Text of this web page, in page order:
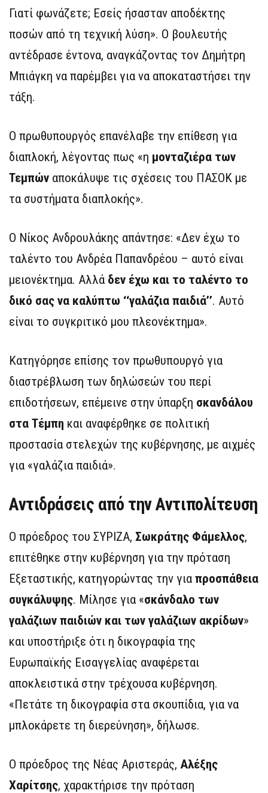
Γιατί φωνάζετε; Εσείς ήσασταν αποδέκτης
ποσών από τη τεχνική λύση». Ο βουλευτής
αντέδρασε έντονα, αναγκάζοντας τον Δημήτρη
Μπιάγκη να παρέμβει για να αποκαταστήσει την
τάξη.
Ο πρωθυπουργός επανέλαβε την επίθεση για
διαπλοκή, λέγοντας πως «η μονταζιέρα των
Τεμπών αποκάλυψε τις σχέσεις του ΠΑΣΟΚ με
τα συστήματα διαπλοκής».
Ο Νίκος Ανδρουλάκης απάντησε: «Δεν έχω το
ταλέντο του Ανδρέα Παπανδρέου – αυτό είναι
μειονέκτημα. Αλλά δεν έχω και το ταλέντο το
δικό σας να καλύπτω ‘‘γαλάζια παιδιά’’. Αυτό
είναι το συγκριτικό μου πλεονέκτημα».
Κατηγόρησε επίσης τον πρωθυπουργό για
διαστρέβλωση των δηλώσεών του περί
επιδοτήσεων, επέμεινε στην ύπαρξη σκανδάλου
στα Τέμπη και αναφέρθηκε σε πολιτική
προστασία στελεχών της κυβέρνησης, με αιχμές
για «γαλάζια παιδιά».
Αντιδράσεις από την Αντιπολίτευση
Ο πρόεδρος του ΣΥΡΙΖΑ, Σωκράτης Φάμελλος,
επιτέθηκε στην κυβέρνηση για την πρόταση
Εξεταστικής, κατηγορώντας την για προσπάθεια
συγκάλυψης. Μίλησε για «σκάνδαλο των
γαλάζιων παιδιών και των γαλάζιων ακρίδων»
και υποστήριξε ότι η δικογραφία της
Ευρωπαϊκής Εισαγγελίας αναφέρεται
αποκλειστικά στην τρέχουσα κυβέρνηση.
«Πετάτε τη δικογραφία στα σκουπίδια, για να
μπλοκάρετε τη διερεύνηση», δήλωσε.
Ο πρόεδρος της Νέας Αριστεράς, Αλέξης
Χαρίτσης, χαρακτήρισε την πρόταση